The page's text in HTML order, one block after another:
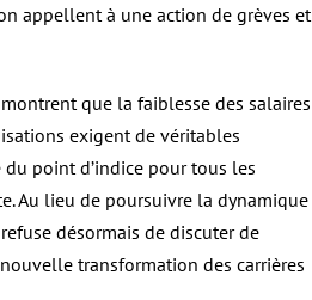
appellent à une action de grèves et
que la faiblesse des salaires
exigent de véritables
point d’indice pour tous les
Au lieu de poursuivre la dynamique
désormais de discuter de
transformation des carrières